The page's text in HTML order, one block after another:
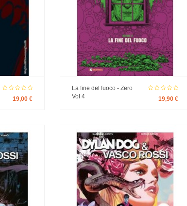
19,00 €
La fine del fuoco - Zero
Vol 4
19,90 €